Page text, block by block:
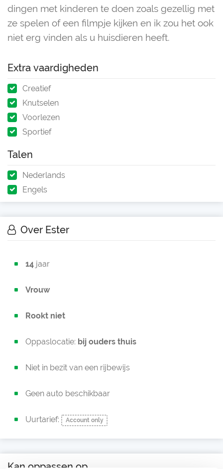
dingen met kinderen te doen zoals gezellig met
ze spelen of een filmpje kijken en ik zou het ook
niet erg vinden als u huisdieren heeft.
Extra vaardigheden
Creatief
Knutselen
Voorlezen
Sportief
Talen
Nederlands
Engels
Over Ester
14 jaar
Vrouw
Rookt niet
Oppaslocatie: bij ouders thuis
Niet in bezit van een rijbewijs
Geen auto beschikbaar
Uurtarief: Account only
Kan oppassen op